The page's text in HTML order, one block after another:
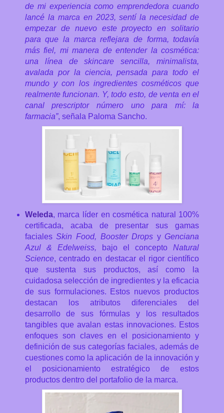
de mi experiencia como emprendedora cuando
lancé la marca en 2023, sentí la necesidad de
empezar de nuevo este proyecto en solitario
para que la marca reflejara de forma, todavía
más fiel, mi manera de entender la cosmética:
una línea de skincare sencilla, minimalista,
avalada por la ciencia, pensada para todo el
mundo y con los ingredientes cosméticos que
realmente funcionan. Y, todo esto, de venta en el
canal prescriptor número uno para mí: la
farmacia”, señala Paloma Sancho.
Weleda, marca líder en cosmética natural 100%
certificada, acaba de presentar sus gamas
facialesSkin Food, Booster Drops y Genciana
Azul & Edelweiss,
bajo el conceptoNatural
Science, centrado en destacar el rigor científico
que sustenta sus productos, así como la
cuidadosa selección de ingredientes y la eficacia
de sus formulaciones.
Estos nuevos productos
destacan los atributos diferenciales del
desarrollo de sus fórmulas y los resultados
tangibles que avalan estas innovaciones. Estos
enfoques son claves en el posicionamiento y
definición de sus categorías faciales, además de
cuestiones como la aplicación de la innovación y
el posicionamiento estratégico de estos
productos dentro del portafolio de la marca.